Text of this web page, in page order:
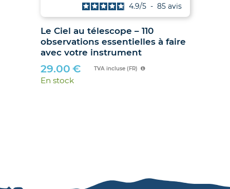
Le Ciel au télescope – 110
observations essentielles à faire
avec votre instrument
4.9/5 - 85 avis
29.00 € TVA incluse (FR)
En stock